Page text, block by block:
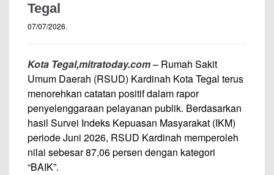
Tegal
07/07/2026.
Kota Tegal,mitratoday.com– Rumah Sakit
Umum Daerah (RSUD) Kardinah Kota Tegal terus
menorehkan catatan positif dalam rapor
penyelenggaraan pelayanan publik. Berdasarkan
hasil Survei Indeks Kepuasan Masyarakat (IKM)
periode Juni 2026, RSUD Kardinah memperoleh
nilai sebesar 87,06 persen dengan kategori
“BAIK”.